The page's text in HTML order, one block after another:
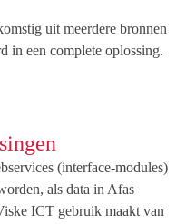
uit meerdere bronnen
in een complete oplossing.
(interface-modules)
als data in Afas
ICT gebruik maakt van